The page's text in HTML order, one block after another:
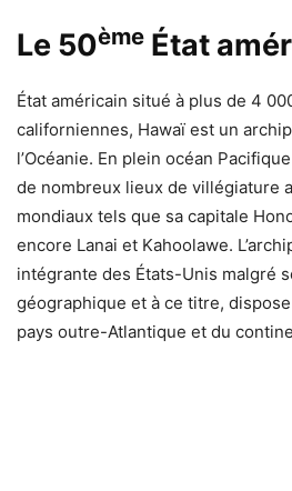
Le 50ème État
État américain situé à plus de 4
californiennes, Hawaï est un
l’Océanie. En plein océan
de nombreux lieux de villégiature
mondiaux tels que sa capitale
encore Lanai et Kahoolawe.
intégrante des États-Unis malgré
géographique et à ce titre,
pays outre-Atlantique et du